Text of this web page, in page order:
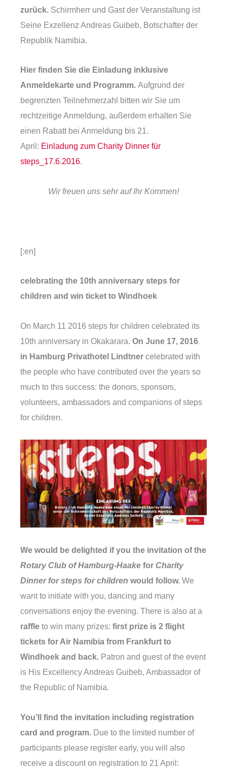
zurück. Schirmherr und Gast der Veranstaltung ist
Seine Exzellenz Andreas Guibeb, Botschafter der
Republik Namibia.
Hier finden Sie die Einladung inklusive
Anmeldekarte und Programm. Aufgrund der
begrenzten Teilnehmerzahl bitten wir Sie um
rechtzeitige Anmeldung, außerdem erhalten Sie
einen Rabatt bei Anmeldung bis 21.
April: Einladung zum Charity Dinner für
steps_17.6.2016.
Wir freuen uns sehr auf Ihr Kommen!
[:en]
celebrating the 10th anniversary steps for
children and win ticket to Windhoek
On March 11 2016 steps for children celebrated its
10th anniversary in Okakarara. On June 17, 2016
in Hamburg Privathotel Lindtner celebrated with
the people who have contributed over the years so
much to this success: the donors, sponsors,
volunteers, ambassadors and companions of steps
for children.
We would be delighted if you the invitation of the
Rotary Club of Hamburg-Haake for Charity
Dinner for steps for children would follow. We
want to initiate with you, dancing and many
conversations enjoy the evening. There is also at a
raffle to win many prizes: first prize is 2 flight
tickets for Air Namibia from Frankfurt to
Windhoek and back. Patron and guest of the event
is His Excellency Andreas Guibeb, Ambassador of
the Republic of Namibia.
You’ll find the invitation including registration
card and program. Due to the limited number of
participants please register early, you will also
receive a discount on registration to 21 April: